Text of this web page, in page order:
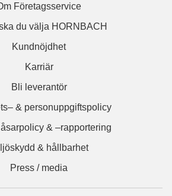
Företagsservice
du välja HORNBACH
Kundnöjdhet
Karriär
Bli leverantör
& personuppgiftspolicy
& –rapportering
& hållbarhet
Press / media